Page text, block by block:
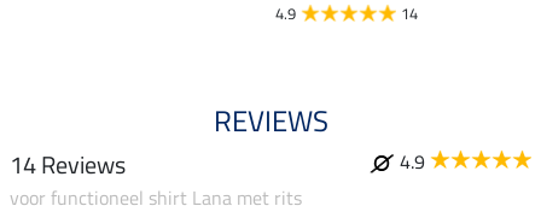
4.9 14
REVIEWS
14 Reviews
4.9
voor functioneel shirt Lana met rits